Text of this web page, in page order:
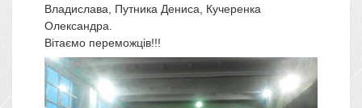
Владислава, Путника Дениса, Кучеренка
Олександра.
Вітаємо переможців!!!